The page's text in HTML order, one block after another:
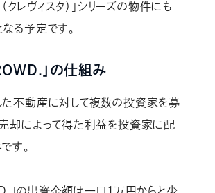
クレヴィスタ）」シリーズの物件にも
る予定です。
」の仕組み
た不動産に対して複数の投資家を募
却によって得た利益を投資家に配
す。